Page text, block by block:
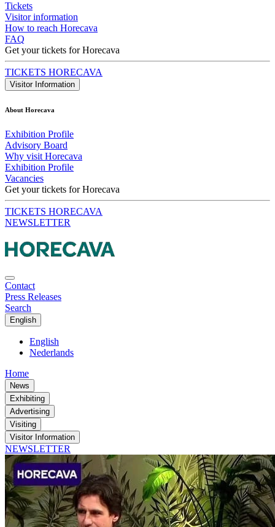
Tickets
Visitor information
How to reach Horecava
FAQ
Get your tickets for Horecava
TICKETS HORECAVA
Visitor Information
About Horecava
Exhibition Profile
Advisory Board
Why visit Horecava
Exhibition Profile
Vacancies
Get your tickets for Horecava
TICKETS HORECAVA
NEWSLETTER
Contact
Press Releases
Search
English
English
Nederlands
Home
News
Exhibiting
Advertising
Visiting
Visitor Information
NEWSLETTER